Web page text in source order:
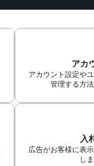
アカ
アカウント設定や
管理する方
入
広告がお客様に表
し